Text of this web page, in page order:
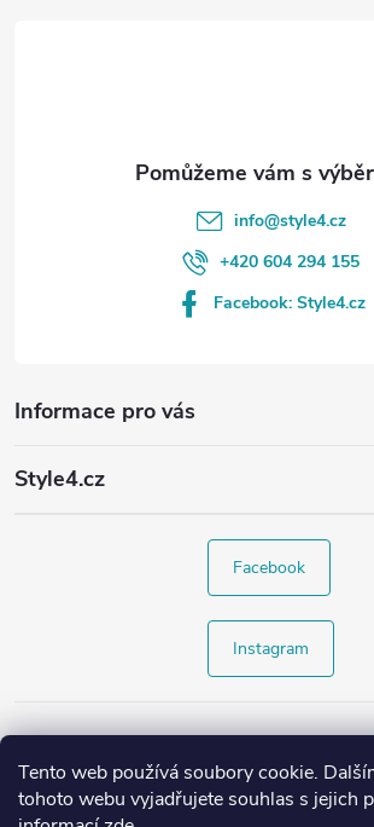
Tento web používá soubory cookie.
tohoto webu vyjadřujete souhlas s jejich
Informace pro vás
Style4.cz
info@style4.cz
+420 604 294 155
Facebook: Style4.cz
Facebook
Instagram